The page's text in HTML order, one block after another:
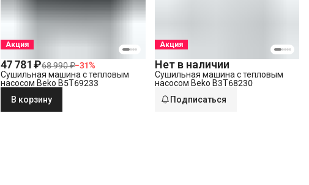
Акция
47 781 ₽68 990 ₽−31%
Сушильная машина с тепловым
насосом Beko B5T69233
В корзину
Акция
Нет в наличии
Сушильная машина с тепловым
насосом Beko B3T68230
Подписаться